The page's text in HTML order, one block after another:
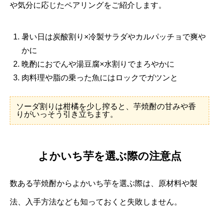
や気分に応じたペアリングをご紹介します。
暑い日は炭酸割り×冷製サラダやカルパッチョで爽や
かに
晩酌におでんや湯豆腐×水割りでまろやかに
肉料理や脂の乗った魚にはロックでガツンと
ソーダ割りは柑橘を少し搾ると、芋焼酎の甘みや香
りがいっそう引き立ちます。
よかいち芋を選ぶ際の注意点
数ある芋焼酎からよかいち芋を選ぶ際は、原材料や製
法、入手方法なども知っておくと失敗しません。